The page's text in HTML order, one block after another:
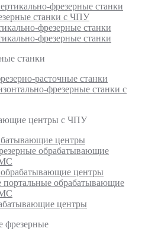
фрезерные станки
станки с ЧПУ
фрезерные станки
фрезерные станки
станки
расточные станки
фрезерные станки с
центры с ЧПУ
центры
обрабатывающие
центры
портальные обрабатывающие
центры
фрезерные